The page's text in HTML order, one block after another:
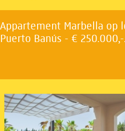
Appartement Marbella op
Puerto Banús - € 250.000,-.